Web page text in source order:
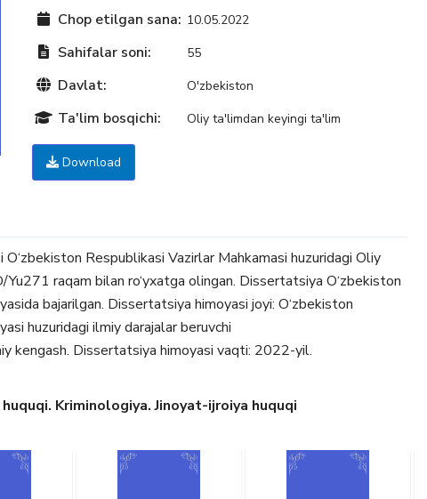
Chop etilgan sana: 10.05.2022
Sahifalar soni: 55
Davlat: O'zbekiston
Ta'lim bosqichi: Oliy ta'limdan keyingi ta'lim
Download
Respublikasi Vazirlar Mahkamasi huzuridagi Oliy
raqam bilan ro‘yxatga olingan. Dissertatsiya O‘zbekiston
bajarilgan. Dissertatsiya himoyasi joyi: O‘zbekiston
huzuridagi ilmiy darajalar beruvchi
kengash. Dissertatsiya himoyasi vaqti: 2022-yil.
Kriminologiya. Jinoyat-ijroiya huquqi